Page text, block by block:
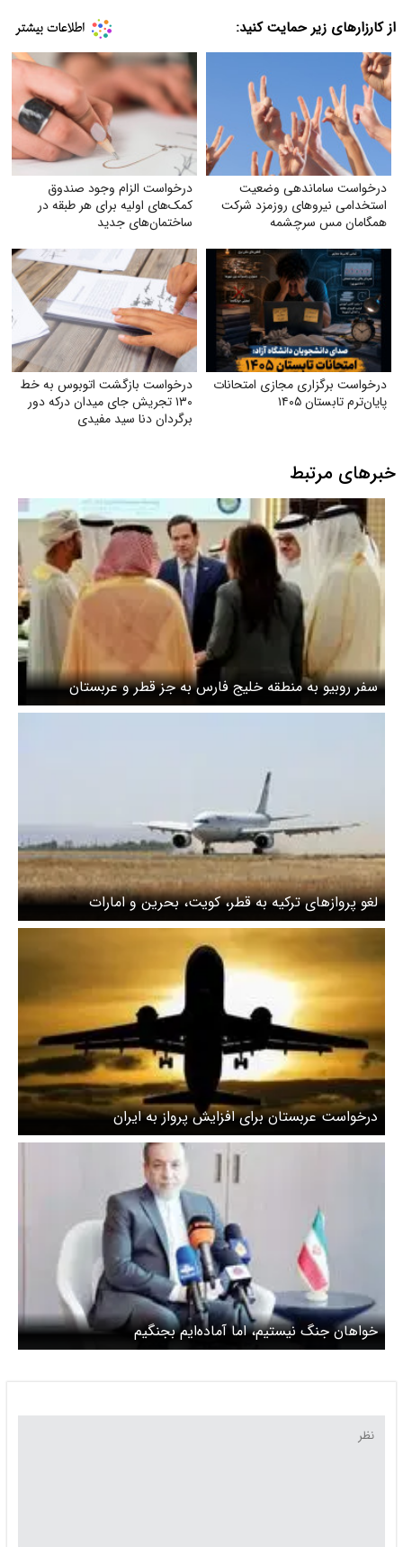
از کارزارهای زیر حمایت کنید:
درخواست ساماندهی وضعیت
استخدامی نیروهای روزمزد شرکت
همگامان مس سرچشمه
درخواست الزام وجود صندوق
کمک‌های اولیه برای هر طبقه در
ساختمان‌های جدید
درخواست برگزاری مجازی امتحانات
پایان‌ترم تابستان ۱۴۰۵
درخواست بازگشت اتوبوس به خط
۱۳۰ تجریش جای میدان درکه دور
برگردان دنا سید مفیدی
خبرهای مرتبط
سفر روبیو به منطقه خلیج فارس به جز قطر و عربستان
لغو پروازهای ترکیه به قطر، کویت، بحرین و امارات
درخواست عربستان برای افزایش پرواز به ایران
خواهان جنگ نیستیم، اما آماده‌ایم بجنگیم